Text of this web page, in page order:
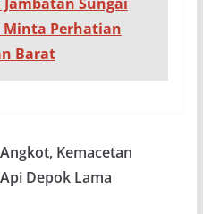
Minta Perhatian
Barat
Kemacetan
Depok Lama